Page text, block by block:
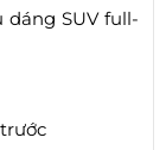
dáng SUV full-